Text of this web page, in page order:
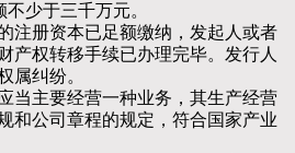
少于三千万元。
册资本已足额缴纳，发起人或者
产权转移手续已办理完毕。发行人
属纠纷。
主要经营一种业务，其生产经营
和公司章程的规定，符合国家产业